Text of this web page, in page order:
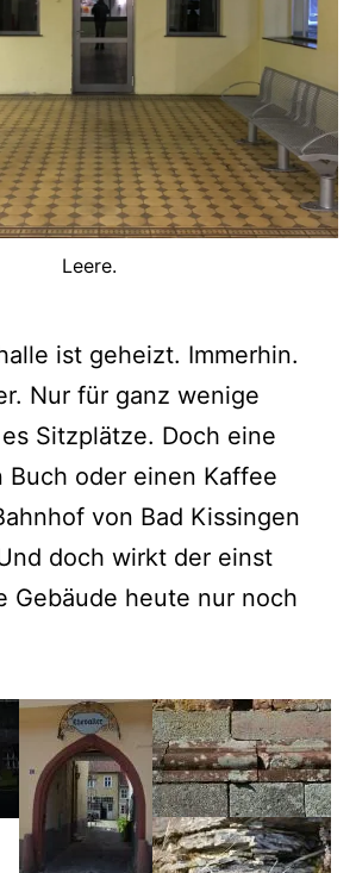
Leere.
ist geheizt. Immerhin.
Nur für ganz wenige
Sitzplätze. Doch eine
oder einen Kaffee
von Bad Kissingen
doch wirkt der einst
Gebäude heute nur noch